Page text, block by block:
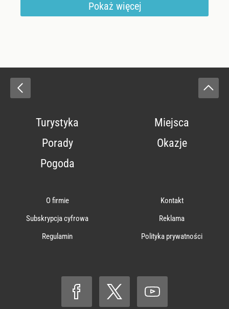
Pokaż więcej
Turystyka
Miejsca
Porady
Okazje
Pogoda
O firmie
Kontakt
Subskrypcja cyfrowa
Reklama
Regulamin
Polityka prywatności